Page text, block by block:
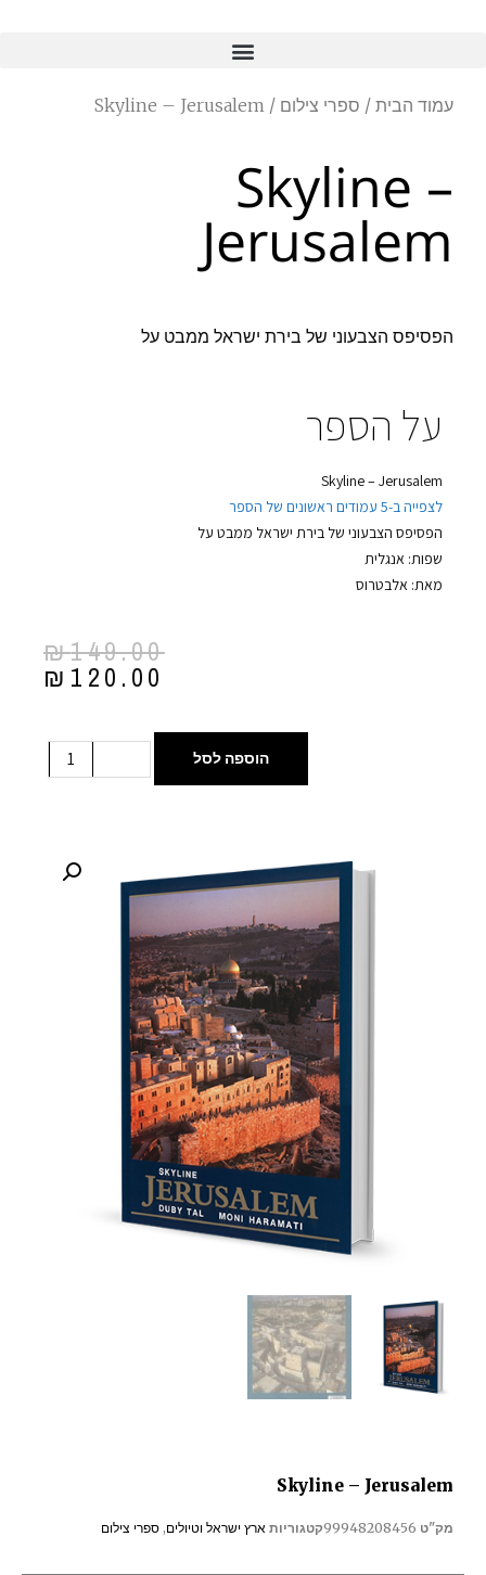
עמוד הבית / ספרי צילום / Skyline – Jerusalem
Skyline –
Jerusalem
הפסיפס הצבעוני של בירת ישראל ממבט על
על הספר
Skyline – Jerusalem
לצפייה ב-5 עמודים ראשונים של הספר
הפסיפס הצבעוני של בירת ישראל ממבט על
שפות: אנגלית
מאת: אלבטרוס
₪149.00
₪ 120.00
הוספה לסל
Skyline – Jerusalem
מק"ט 99948208456קטגוריות ארץ ישראל וטיולים, ספרי צילום